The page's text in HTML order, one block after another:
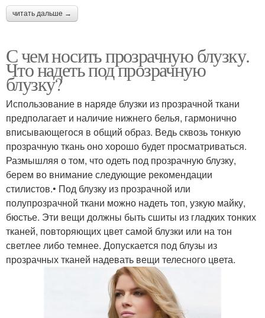
читать дальше →
С чем носить прозрачную блузку.
Что надеть под прозрачную
блузку?
Использование в наряде блузки из прозрачной ткани
предполагает и наличие нижнего белья, гармонично
вписывающегося в общий образ. Ведь сквозь тонкую
прозрачную ткань оно хорошо будет просматриваться.
Размышляя о том, что одеть под прозрачную блузку,
берем во внимание следующие рекомендации
стилистов.• Под блузку из прозрачной или
полупрозрачной ткани можно надеть топ, узкую майку,
бюстье. Эти вещи должны быть сшиты из гладких тонких
тканей, повторяющих цвет самой блузки или на тон
светлее либо темнее. Допускается под блузы из
прозрачных тканей надевать вещи телесного цвета.